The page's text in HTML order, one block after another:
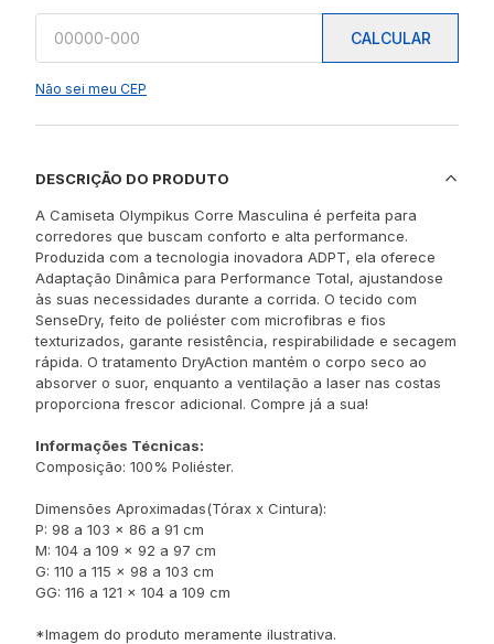
CALCULAR
Não sei meu CEP
DESCRIÇÃO DO PRODUTO
A Camiseta Olympikus Corre Masculina é perfeita para
corredores que buscam conforto e alta performance.
Produzida com a tecnologia inovadora ADPT, ela oferece
Adaptação Dinâmica para Performance Total, ajustandose
às suas necessidades durante a corrida. O tecido com
SenseDry, feito de poliéster com microfibras e fios
texturizados, garante resistência, respirabilidade e secagem
rápida. O tratamento DryAction mantém o corpo seco ao
absorver o suor, enquanto a ventilação a laser nas costas
proporciona frescor adicional. Compre já a sua!
Informações Técnicas:
Composição: 100% Poliéster.
Dimensões Aproximadas(Tórax x Cintura):
P: 98 a 103 x 86 a 91 cm
M: 104 a 109 x 92 a 97 cm
G: 110 a 115 x 98 a 103 cm
GG: 116 a 121 x 104 a 109 cm
*Imagem do produto meramente ilustrativa.